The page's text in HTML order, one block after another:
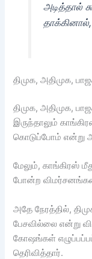
அடித்தால்
தாக்கினால்,
திமுக, அதிமுக,
திமுக, அதிமுக,
இருந்தாலும்
கொடுப்போம் என்று
மேலும், காங்கிரஸ்
போன்ற
அதே நேரத்தில்,
பேசவில்லை என்று
கோஷங்கள்
தெரிவித்தார்.